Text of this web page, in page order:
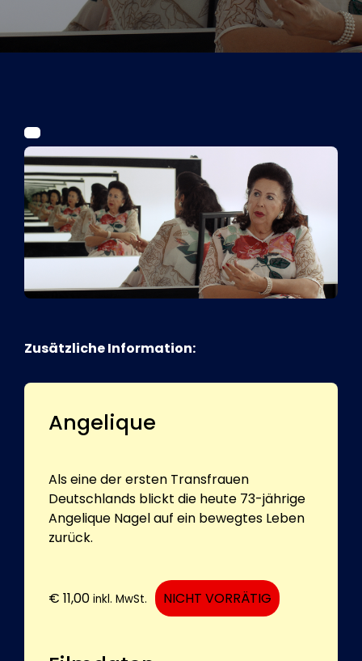
Kurier Romy 2026
Zusätzliche Information:
Angelique
Als eine der ersten Transfrauen
Deutschlands blickt die heute 73-jährige
Angelique Nagel auf ein bewegtes Leben
zurück.
€ 11,00 inkl. MwSt. NICHT VORRÄTIG